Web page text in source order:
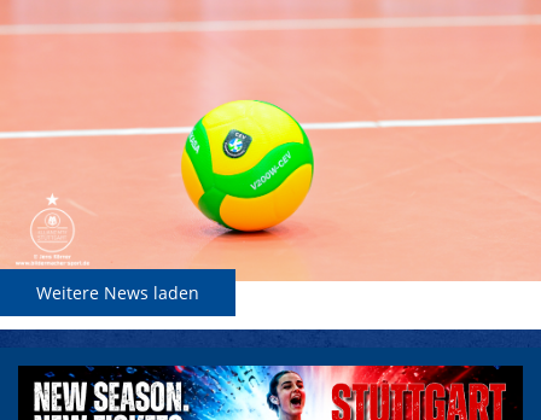
Weitere News laden